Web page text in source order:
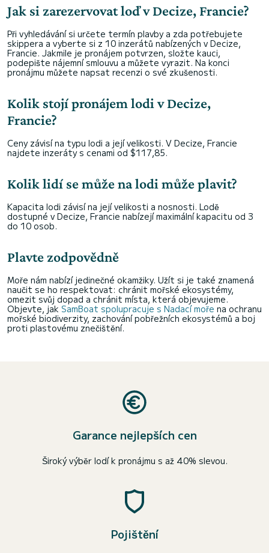
Jak si zarezervovat loď v Decize, Francie?
Při vyhledávání si určete termín plavby a zda potřebujete
skippera a vyberte si z 10 inzerátů nabízených v Decize,
Francie. Jakmile je pronájem potvrzen, složte kauci,
podepište nájemní smlouvu a můžete vyrazit. Na konci
pronájmu můžete napsat recenzi o své zkušenosti.
Kolik stojí pronájem lodi v Decize,
Francie?
Ceny závisí na typu lodi a její velikosti. V Decize, Francie
najdete inzeráty s cenami od $117,85.
Kolik lidí se může na lodi může plavit?
Kapacita lodi závisí na její velikosti a nosnosti. Lodě
dostupné v Decize, Francie nabízejí maximální kapacitu od 3
do 10 osob.
Plavte zodpovědně
Moře nám nabízí jedinečné okamžiky. Užít si je také znamená
naučit se ho respektovat: chránit mořské ekosystémy,
omezit svůj dopad a chránit místa, která objevujeme.
Objevte, jak SamBoat spolupracuje s Nadací moře na ochranu
mořské biodiverzity, zachování pobřežních ekosystémů a boj
proti plastovému znečištění.
Garance nejlepších cen
Široký výběr lodí k pronájmu s až 40% slevou.
Pojištění